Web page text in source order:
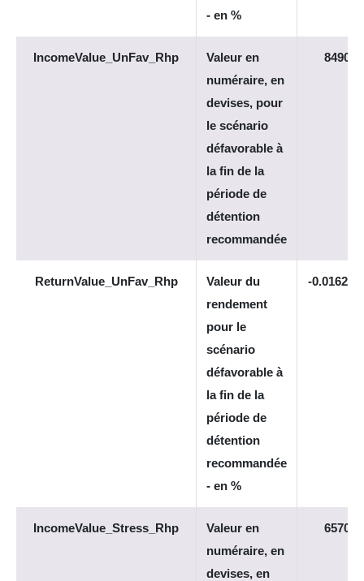
- en %
IncomeValue_UnFav_Rhp
Valeur en
numéraire, en
devises, pour
le scénario
défavorable à
la fin de la
période de
détention
recommandée
8490
ReturnValue_UnFav_Rhp
Valeur du
rendement
pour le
scénario
défavorable à
la fin de la
période de
détention
recommandée
- en %
-
IncomeValue_Stress_Rhp
Valeur en
numéraire, en
devises, en
6570